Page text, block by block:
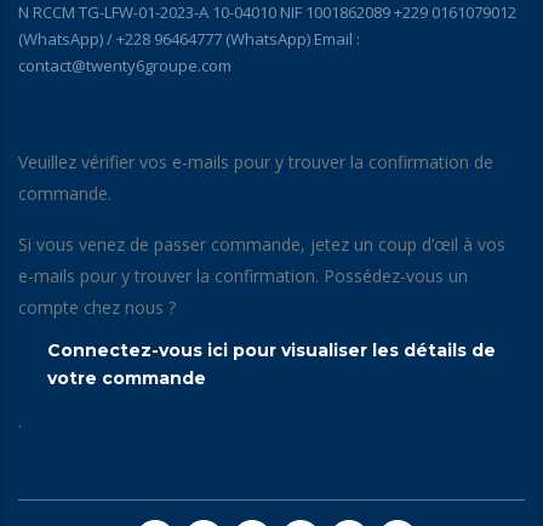
N RCCM TG-LFW-01-2023-A 10-04010 NIF 1001862089 +229 0161079012
(WhatsApp) / +228 96464777 (WhatsApp) Email :
contact@twenty6groupe.com
Veuillez vérifier vos e-mails pour y trouver la confirmation de
commande.
Si vous venez de passer commande, jetez un coup d’œil à vos
e-mails pour y trouver la confirmation. Possédez-vous un
compte chez nous ?
Connectez-vous ici pour visualiser les détails de
votre commande
.